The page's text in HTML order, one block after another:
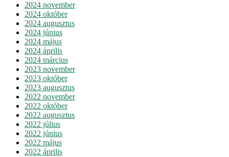
2024 november
2024 október
2024 augusztus
2024 június
2024 május
2024 április
2024 március
2023 november
2023 október
2023 augusztus
2022 november
2022 október
2022 augusztus
2022 július
2022 június
2022 május
2022 április